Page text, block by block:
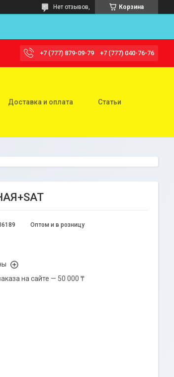
Корзина
Нет отзывов,
+7 (777) 879-09-79 +7 (777) 040-76-76
Доставка и оплата Статьи
Оптом и в розницу
на сайте — 50 000 ₸